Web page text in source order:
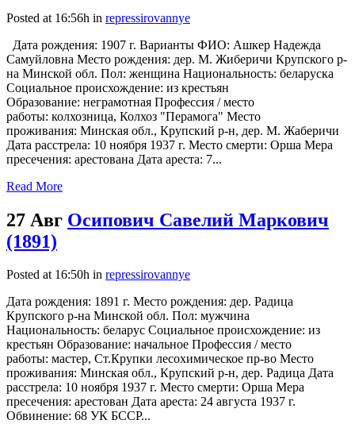
Posted at 16:56h in repressirovannye
Дата рождения: 1907 г. Варианты ФИО: Ашкер Надежда
Самуйловна Место рождения: дер. М. Жиберичи Крупского р-
на Минской обл. Пол: женщина Национальность: беларуска
Социальное происхождение: из крестьян
Образование: неграмотная Профессия / место
работы: колхозница, Колхоз "Перамога" Место
проживания: Минская обл., Крупский р-н, дер. М. Жаберичи
Дата расстрела: 10 ноября 1937 г. Место смерти: Орша Мера
пресечения: арестована Дата ареста: 7...
Read More
27 Авг Осипович Савелий Маркович
(1891)
Posted at 16:50h in repressirovannye
Дата рождения: 1891 г. Место рождения: дер. Радица
Крупского р-на Минской обл. Пол: мужчина
Национальность: беларус Социальное происхождение: из
крестьян Образование: начальное Профессия / место
работы: мастер, Ст.Крупки лесохимическое пр-во Место
проживания: Минская обл., Крупский р-н, дер. Радица Дата
расстрела: 10 ноября 1937 г. Место смерти: Орша Мера
пресечения: арестован Дата ареста: 24 августа 1937 г.
Обвинение: 68 УК БССР...